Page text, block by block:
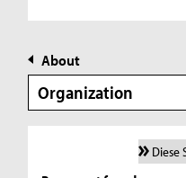
About
Organization
Diese